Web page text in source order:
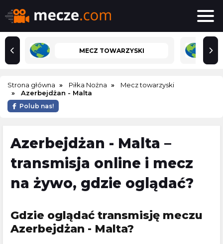
MECZ TOWARZYSKI
Strona główna Piłka Nożna
Mecz towarzyski
Azerbejdżan - Malta
Polub nas!
Azerbejdżan - Malta –
transmisja online i mecz
na żywo, gdzie oglądać?
Gdzie oglądać transmisję meczu
Azerbejdżan - Malta?